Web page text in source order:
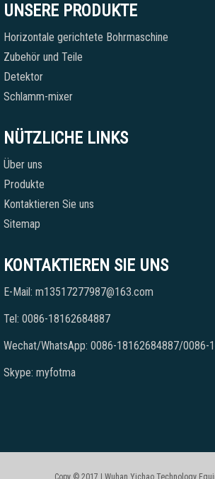
UNSERE PRODUKTE
Horizontale gerichtete Bohrmaschine
Zubehör und Teile
Detektor
Schlamm-mixer
NÜTZLICHE LINKS
Über uns
Produkte
Kontaktieren Sie uns
Sitemap
KONTAKTIEREN SIE UNS
E-Mail: m13517277987@163.com
Tel: 0086-18162684887
Wechat/WhatsApp: 0086-18162684887/0086-
Skype: myfotma
Copy © 2017 | Wuhan Yichao Technology